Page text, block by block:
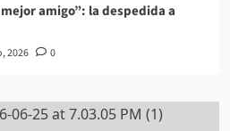
amigo”: la despedida a
2026 0